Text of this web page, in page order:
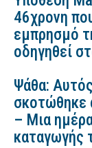
46χρονη
εμπρησμό
οδηγηθεί
Ψάθα:
σκοτώθηκε
– Μια
καταγωγής